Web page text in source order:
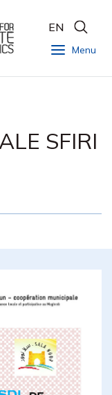
Menu
EN
SFIRI